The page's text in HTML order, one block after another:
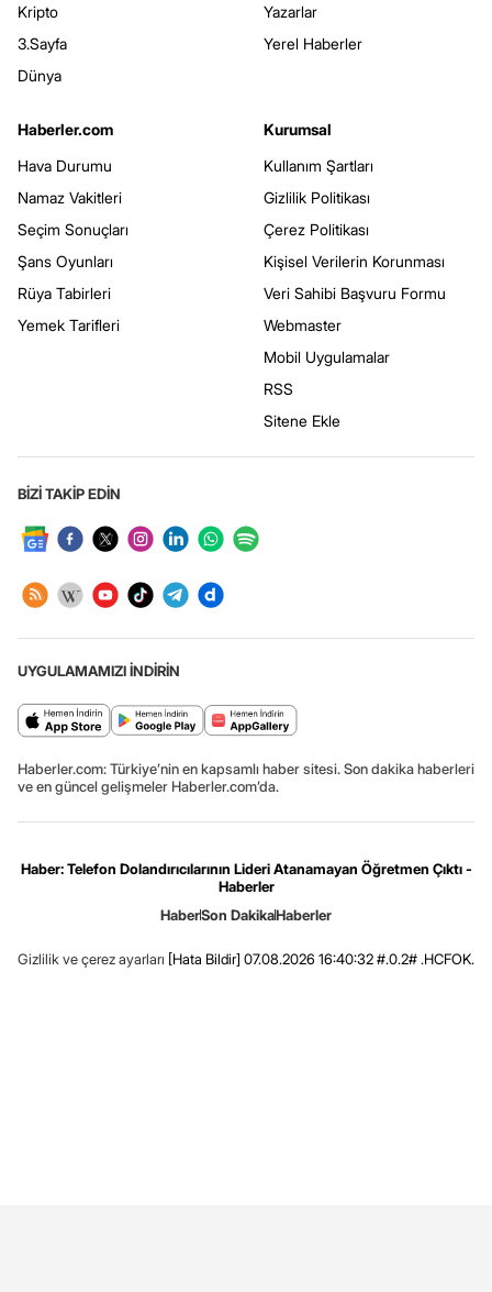
Kripto
3.Sayfa
Dünya
Yazarlar
Yerel Haberler
Haberler.com
Hava Durumu
Namaz Vakitleri
Seçim Sonuçları
Şans Oyunları
Rüya Tabirleri
Yemek Tarifleri
Kurumsal
Kullanım Şartları
Gizlilik Politikası
Çerez Politikası
Kişisel Verilerin Korunması
Veri Sahibi Başvuru Formu
Webmaster
Mobil Uygulamalar
RSS
Sitene Ekle
BİZİ TAKİP EDİN
UYGULAMAMIZI İNDİRİN
Haberler.com: Türkiye’nin en kapsamlı haber sitesi. Son dakika haberleri
ve en güncel gelişmeler Haberler.com’da.
Haber: Telefon Dolandırıcılarının Lideri Atanamayan Öğretmen Çıktı -
Haberler
HaberSon DakikaHaberler
Gizlilik ve çerez ayarları [Hata Bildir] 07.08.2026 16:40:32 #.0.2# .HCFOK.